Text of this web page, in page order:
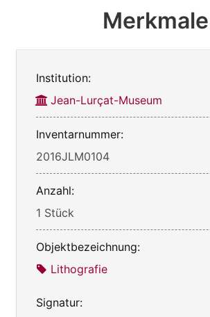
Merkmale
Institution:
Jean-Lurçat-Museum
Inventarnummer:
2016JLM0104
Anzahl:
1 Stück
Objektbezeichnung:
Lithografie
Signatur: